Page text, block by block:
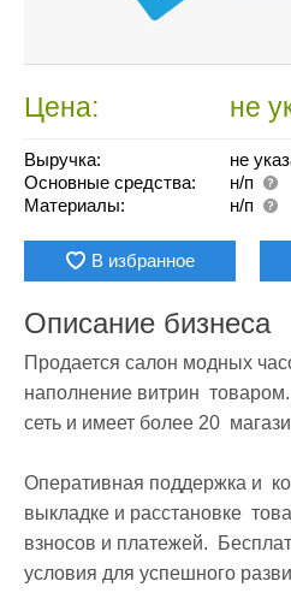
Цена: не
Выручка:
не
Основные средства:
н/п
Материалы:
н/п
В избранное
Описание бизнеса
Продается салон модных
наполнение витрин
сеть и имеет более 20
Оперативная поддержка и
выкладке и расстановке
взносов и платежей.
условия для успешного